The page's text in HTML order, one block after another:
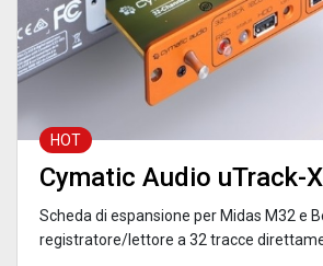
HOT
Cymatic Audio uTrack-
Scheda di espansione per Midas M32 e
registratore/lettore a 32 tracce